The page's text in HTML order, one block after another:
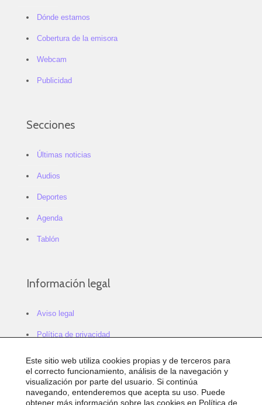
Dónde estamos
Cobertura de la emisora
Webcam
Publicidad
Secciones
Últimas noticias
Audios
Deportes
Agenda
Tablón
Información legal
Aviso legal
Política de privacidad
Política de cookies
Configurar cookies
Sitemap
Este sitio web utiliza cookies propias y de terceros para
el correcto funcionamiento, análisis de la navegación y
visualización por parte del usuario. Si continúa
navegando, entenderemos que acepta su uso. Puede
obtener más información sobre las cookies en Política de